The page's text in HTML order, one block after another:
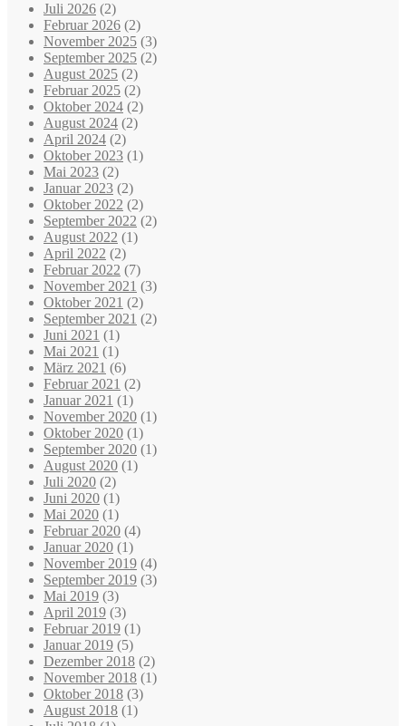
Juli 2026 (2)
Februar 2026 (2)
November 2025 (3)
September 2025 (2)
August 2025 (2)
Februar 2025 (2)
Oktober 2024 (2)
August 2024 (2)
April 2024 (2)
Oktober 2023 (1)
Mai 2023 (2)
Januar 2023 (2)
Oktober 2022 (2)
September 2022 (2)
August 2022 (1)
April 2022 (2)
Februar 2022 (7)
November 2021 (3)
Oktober 2021 (2)
September 2021 (2)
Juni 2021 (1)
Mai 2021 (1)
März 2021 (6)
Februar 2021 (2)
Januar 2021 (1)
November 2020 (1)
Oktober 2020 (1)
September 2020 (1)
August 2020 (1)
Juli 2020 (2)
Juni 2020 (1)
Mai 2020 (1)
Februar 2020 (4)
Januar 2020 (1)
November 2019 (4)
September 2019 (3)
Mai 2019 (3)
April 2019 (3)
Februar 2019 (1)
Januar 2019 (5)
Dezember 2018 (2)
November 2018 (1)
Oktober 2018 (3)
August 2018 (1)